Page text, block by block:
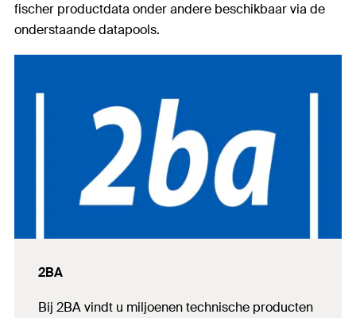
fischer productdata onder andere beschikbaar via de
onderstaande datapools.
2BA
Bij 2BA vindt u miljoenen technische producten